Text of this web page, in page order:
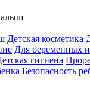
Детская косметика
Для беременных
гигиена
Безопасность